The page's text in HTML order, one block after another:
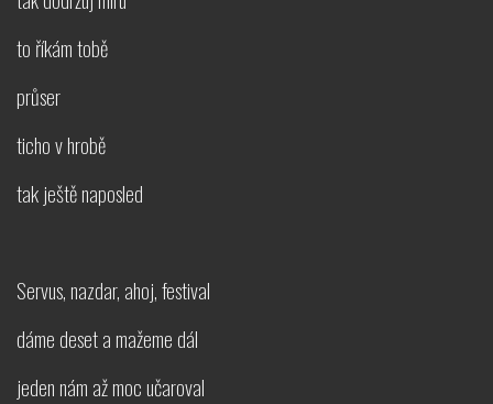
to říkám tobě
průser
ticho v hrobě
tak ještě naposled
Servus, nazdar, ahoj, festival
dáme deset a mažeme dál
jeden nám až moc učaroval